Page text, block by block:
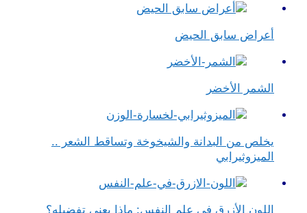
أعراض سابق الحيض
الشمر الأخضر
يخلص من البدانة والشيخوخة وتساقط الشعر ..
الميزوثيرابي
اللون الأزرق في علم النفس​: ماذا يعني تفضيله؟